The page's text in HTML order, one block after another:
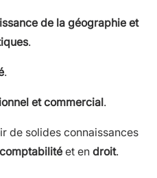
de la géographie et
.
.
et commercial.
de solides connaissances
comptabilité et en droit.